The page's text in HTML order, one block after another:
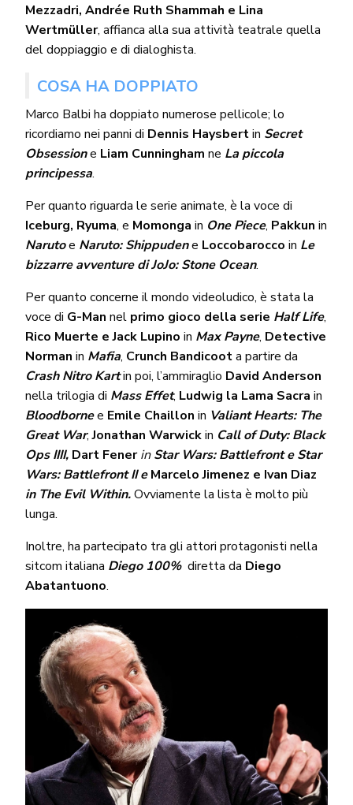
Mezzadri, Andrée Ruth Shammah e Lina
Wertmüller, affianca alla sua attività teatrale quella
del doppiaggio e di dialoghista.
COSA HA DOPPIATO
Marco Balbi ha doppiato numerose pellicole; lo
ricordiamo nei panni di Dennis Haysbertin Secret
Obsessione Liam Cunningham ne La piccola
principessa.
Per quanto riguarda le serie animate, è la voce di
Iceburg, Ryuma, e Momonga in One Piece, Pakkun in
Narutoe Naruto: Shippudene Loccobarocco in Le
bizzarre avventure di JoJo: Stone Ocean.
Per quanto concerne il mondo videoludico, è stata la
voce di G-Man nel primo gioco della serie Half Life,
Rico Muerte e Jack Lupino in Max Payne, Detective
Norman in Mafia, Crunch Bandicoota partire da
Crash Nitro Kartin poi, l’ammiraglio David Anderson
nella trilogia di Mass Effet, Ludwig la Lama Sacra in
Bloodbornee Emile Chaillon in Valiant Hearts: The
Great War,Jonathan Warwickin Call of Duty: Black
Ops IIII, Dart FenerinStar Wars: Battlefront e Star
Wars: Battlefront II eMarcelo Jimenez e Ivan Diaz
in The Evil Within.Ovviamente la lista è molto più
lunga.
Inoltre, ha partecipato tra gli attori protagonisti nella
sitcom italiana Diego 100%diretta da Diego
Abatantuono.